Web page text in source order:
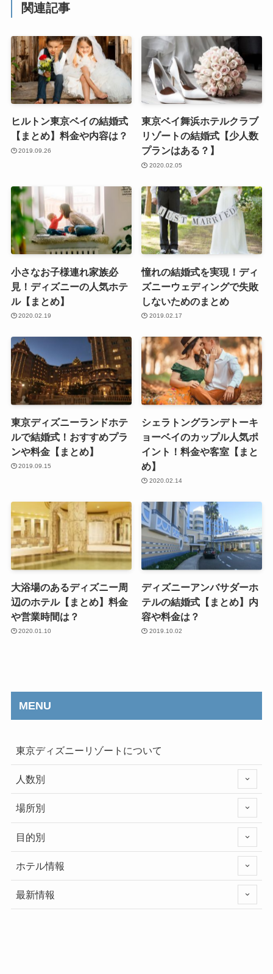
関連記事
ヒルトン東京ベイの結婚式
【まとめ】料金や内容は？
2019.09.26
東京ベイ舞浜ホテルクラブ
リゾートの結婚式【少人数
プランはある？】
2020.02.05
小さなお子様連れ家族必
見！ディズニーの人気ホテ
ル【まとめ】
2020.02.19
憧れの結婚式を実現！ディ
ズニーウェディングで失敗
しないためのまとめ
2019.02.17
東京ディズニーランドホテ
ルで結婚式！おすすめプラ
ンや料金【まとめ】
2019.09.15
シェラトングランデトーキ
ョーベイのカップル人気ポ
イント！料金や客室【まと
め】
2020.02.14
大浴場のあるディズニー周
辺のホテル【まとめ】料金
や営業時間は？
2020.01.10
ディズニーアンバサダーホ
テルの結婚式【まとめ】内
容や料金は？
2019.10.02
MENU
東京ディズニーリゾートについて
人数別
場所別
目的別
ホテル情報
最新情報